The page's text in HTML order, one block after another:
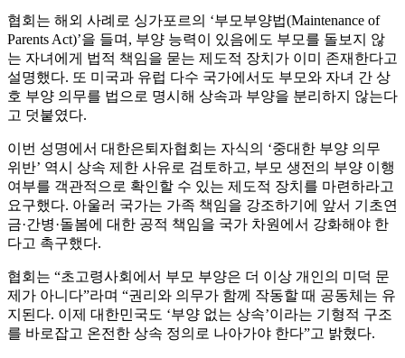
협회는 해외 사례로 싱가포르의 ‘부모부양법(Maintenance of
Parents Act)’을 들며, 부양 능력이 있음에도 부모를 돌보지 않
는 자녀에게 법적 책임을 묻는 제도적 장치가 이미 존재한다고
설명했다. 또 미국과 유럽 다수 국가에서도 부모와 자녀 간 상
호 부양 의무를 법으로 명시해 상속과 부양을 분리하지 않는다
고 덧붙였다.
이번 성명에서 대한은퇴자협회는 자식의 ‘중대한 부양 의무
위반’ 역시 상속 제한 사유로 검토하고, 부모 생전의 부양 이행
여부를 객관적으로 확인할 수 있는 제도적 장치를 마련하라고
요구했다. 아울러 국가는 가족 책임을 강조하기에 앞서 기초연
금·간병·돌봄에 대한 공적 책임을 국가 차원에서 강화해야 한
다고 촉구했다.
협회는 “초고령사회에서 부모 부양은 더 이상 개인의 미덕 문
제가 아니다”라며 “권리와 의무가 함께 작동할 때 공동체는 유
지된다. 이제 대한민국도 ‘부양 없는 상속’이라는 기형적 구조
를 바로잡고 온전한 상속 정의로 나아가야 한다”고 밝혔다.